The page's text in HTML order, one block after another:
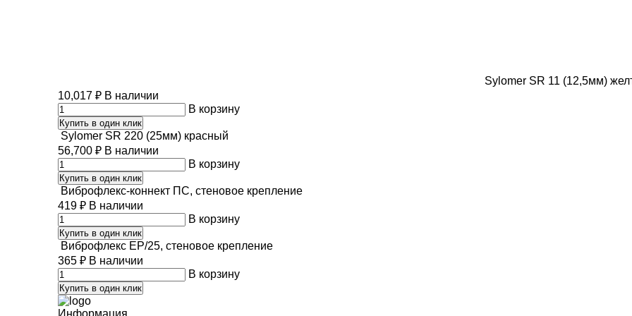
Sylomer SR 11 (12,5мм)
10,017 ₽ В наличии
В корзину
Купить в один клик
Sylomer SR 220 (25мм) красный
56,700 ₽ В наличии
В корзину
Купить в один клик
Виброфлекс-коннект ПС, стеновое крепление
419 ₽ В наличии
В корзину
Купить в один клик
Виброфлекс EP/25, стеновое крепление
365 ₽ В наличии
В корзину
Купить в один клик
Информация